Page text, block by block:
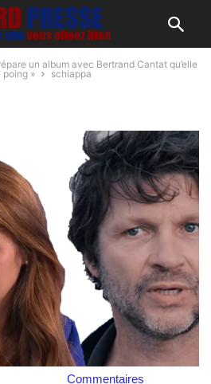
un album avec Bertrand Cantat qu’elle
poing »
schiappa
Commentaires